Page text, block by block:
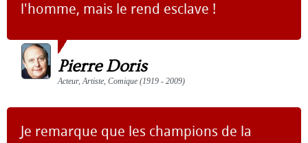
l'homme, mais le rend esclave !
Pierre Doris
Acteur, Artiste, Comique (1919 - 2009)
Je remarque que les champions de la